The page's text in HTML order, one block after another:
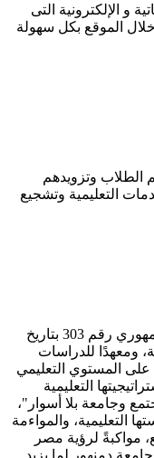
و الإلكترونية التى
الموقع بكل سهولة
الطلاب وتزويدهم
التعليمية وتشجيع
تأسست جامعة دمنهور بمقتضى القرار الجمهوري رقم 303 بتاريخ
هذا وتضم الجامعة عدد 12 كلية، ومعهدًا للدراسات
على المستوي التعليمي
التعليمية
وجامعة بلا أسوار"،
التعليمية، والمواءمة
مواكبةً لرؤية مصر
جامعة دمنهور لما يزيد